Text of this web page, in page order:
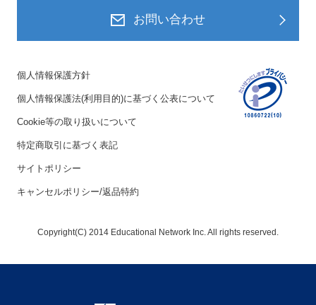
お問い合わせ
個人情報保護方針
個人情報保護法(利用目的)に基づく公表について
Cookie等の取り扱いについて
特定商取引に基づく表記
サイトポリシー
キャンセルポリシー/返品特約
Copyright(C) 2014 Educational Network Inc. All rights reserved.